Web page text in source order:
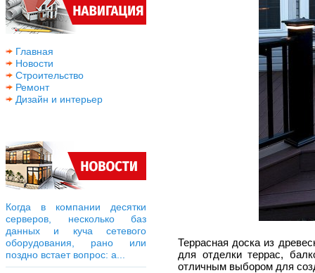
Главная
Новости
Строительство
Ремонт
Дизайн и интерьер
Когда в компании десятки
серверов, несколько баз
данных и куча сетевого
оборудования, рано или
поздно встает вопрос: а...
Террасная доска из
для отделки террас,
отличным выбором для